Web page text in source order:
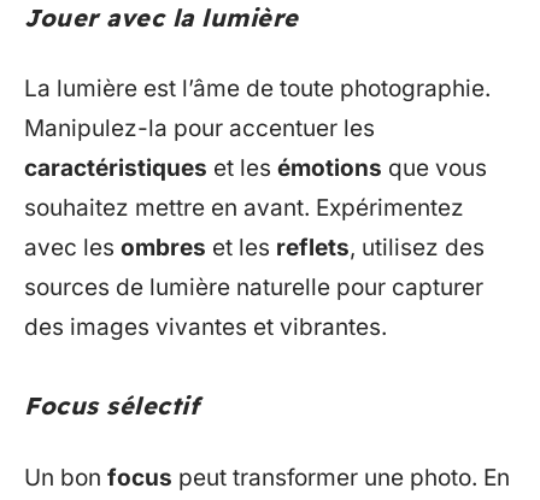
Jouer avec la lumière
La lumière est l’âme de toute photographie.
Manipulez-la pour accentuer les
caractéristiques et les émotions que vous
souhaitez mettre en avant. Expérimentez
avec les ombres et les reflets, utilisez des
sources de lumière naturelle pour capturer
des images vivantes et vibrantes.
Focus sélectif
Un bon focus peut transformer une photo. En